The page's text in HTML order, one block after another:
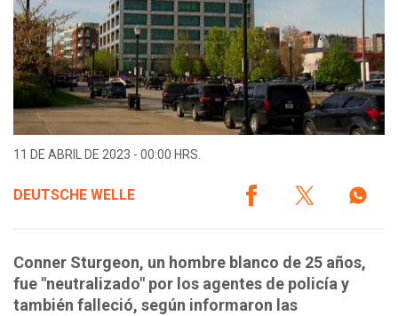
11 DE ABRIL DE 2023 - 00:00 HRS.
DEUTSCHE WELLE
Conner Sturgeon, un hombre blanco de 25 años,
fue "neutralizado" por los agentes de policía y
también falleció, según informaron las